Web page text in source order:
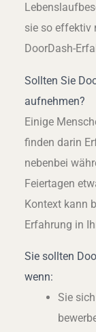
sie so effektiv
DoorDash-
Sollten Sie
aufnehmen?
Einige
finden darin
nebenbei
Feiertagen
Kontext kann
Erfahrung in
Sie sollten
wenn:
Sie